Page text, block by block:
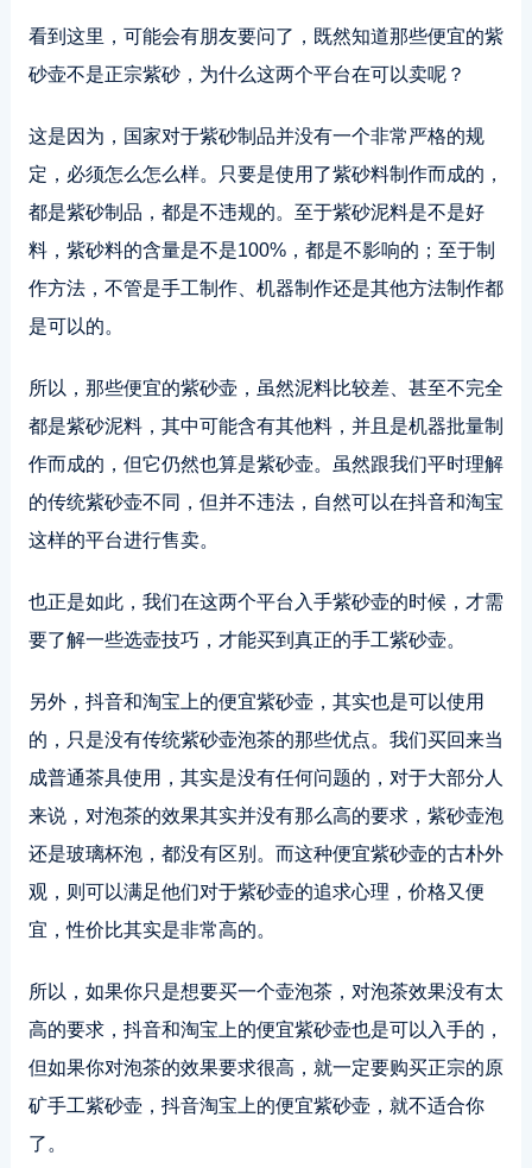
看到这里，可能会有朋友要问了，既然知道那些便宜的紫
砂壶不是正宗紫砂，为什么这两个平台在可以卖呢？
这是因为，国家对于紫砂制品并没有一个非常严格的规
定，必须怎么怎么样。只要是使用了紫砂料制作而成的，
都是紫砂制品，都是不违规的。至于紫砂泥料是不是好
料，紫砂料的含量是不是100%，都是不影响的；至于制
作方法，不管是手工制作、机器制作还是其他方法制作都
是可以的。
所以，那些便宜的紫砂壶，虽然泥料比较差、甚至不完全
都是紫砂泥料，其中可能含有其他料，并且是机器批量制
作而成的，但它仍然也算是紫砂壶。虽然跟我们平时理解
的传统紫砂壶不同，但并不违法，自然可以在抖音和淘宝
这样的平台进行售卖。
也正是如此，我们在这两个平台入手紫砂壶的时候，才需
要了解一些选壶技巧，才能买到真正的手工紫砂壶。
另外，抖音和淘宝上的便宜紫砂壶，其实也是可以使用
的，只是没有传统紫砂壶泡茶的那些优点。我们买回来当
成普通茶具使用，其实是没有任何问题的，对于大部分人
来说，对泡茶的效果其实并没有那么高的要求，紫砂壶泡
还是玻璃杯泡，都没有区别。而这种便宜紫砂壶的古朴外
观，则可以满足他们对于紫砂壶的追求心理，价格又便
宜，性价比其实是非常高的。
所以，如果你只是想要买一个壶泡茶，对泡茶效果没有太
高的要求，抖音和淘宝上的便宜紫砂壶也是可以入手的，
但如果你对泡茶的效果要求很高，就一定要购买正宗的原
矿手工紫砂壶，抖音淘宝上的便宜紫砂壶，就不适合你
了。